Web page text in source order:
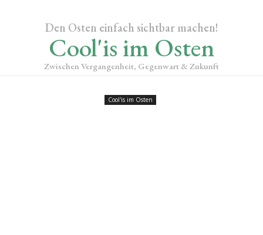
Den Osten einfach sichtbar machen!
Cool'is im Osten
Zwischen Vergangenheit, Gegenwart & Zukunft
Cool'is im Osten